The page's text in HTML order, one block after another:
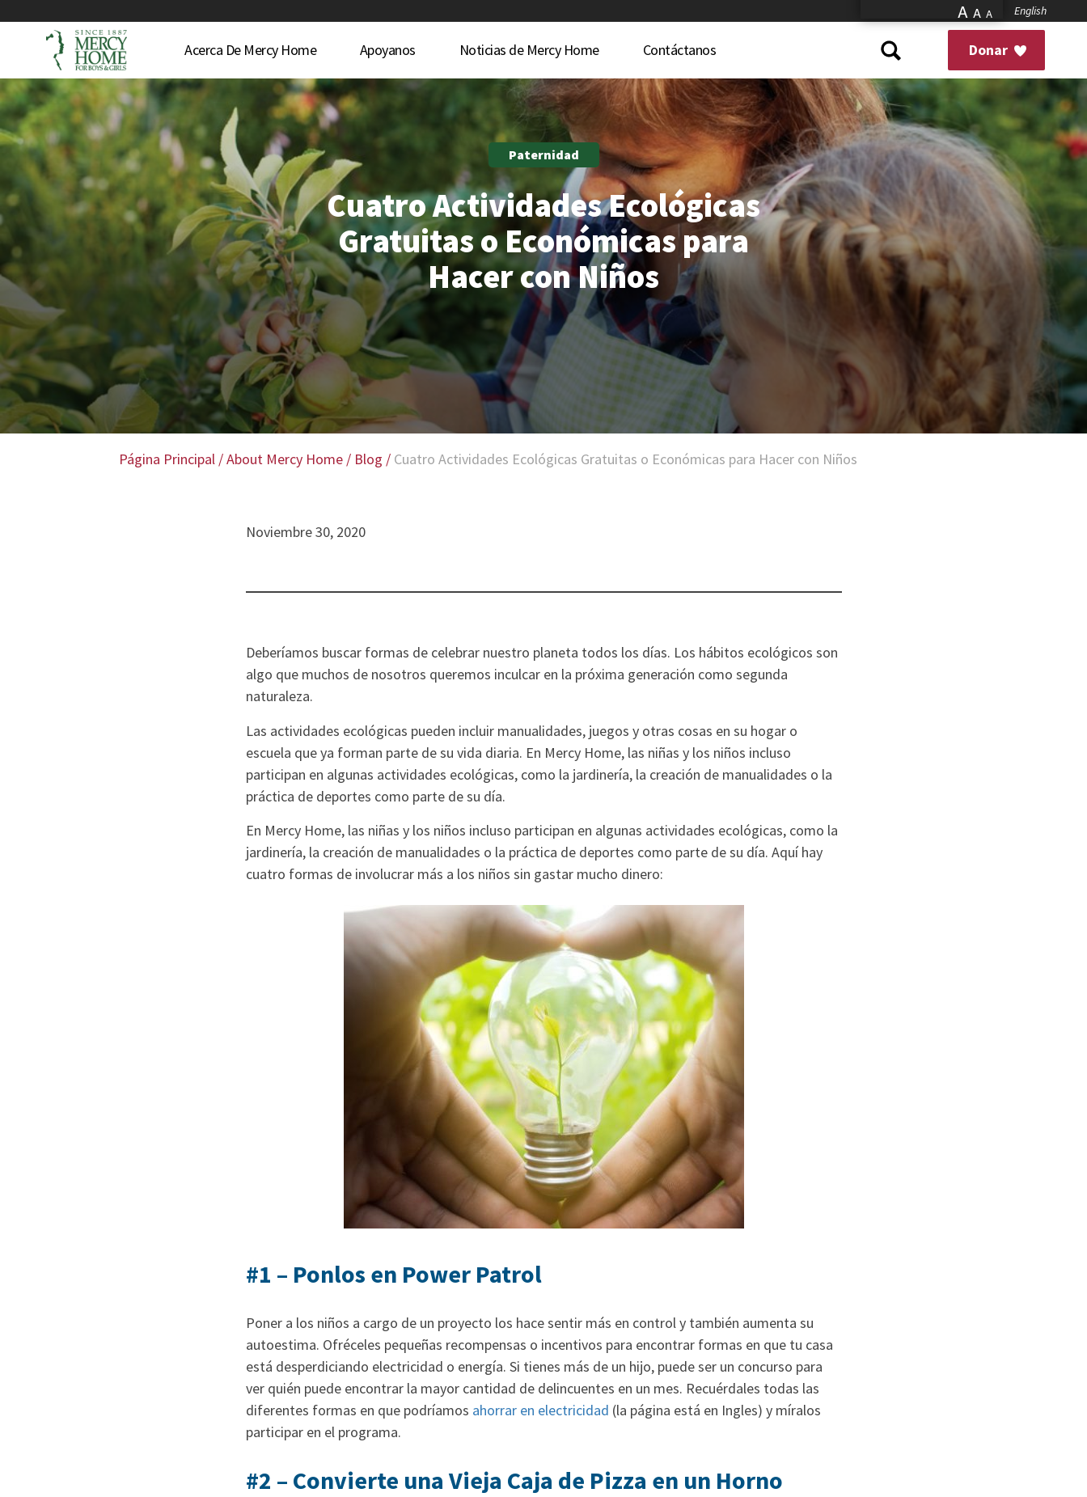
A A A English
Donar
Acerca De Mercy Home Apoyanos Noticias de Mercy Home Contáctanos
Paternidad
Cuatro Actividades Ecológicas
Gratuitas o Económicas para
Hacer con Niños
Página Principal /About Mercy Home / Blog / Cuatro Actividades Ecológicas Gratuitas o Económicas para Hacer con Niños
Noviembre 30, 2020
Deberíamos buscar formas de celebrar nuestro planeta todos los días. Los hábitos ecológicos son
algo que muchos de nosotros queremos inculcar en la próxima generación como segunda
naturaleza.
Las actividades ecológicas pueden incluir manualidades, juegos y otras cosas en su hogar o
escuela que ya forman parte de su vida diaria. En Mercy Home, las niñas y los niños incluso
participan en algunas actividades ecológicas, como la jardinería, la creación de manualidades o la
práctica de deportes como parte de su día.
En Mercy Home, las niñas y los niños incluso participan en algunas actividades ecológicas, como la
jardinería, la creación de manualidades o la práctica de deportes como parte de su día. Aquí hay
cuatro formas de involucrar más a los niños sin gastar mucho dinero:
#1 – Ponlos en Power Patrol
Poner a los niños a cargo de un proyecto los hace sentir más en control y también aumenta su
autoestima. Ofréceles pequeñas recompensas o incentivos para encontrar formas en que tu casa
está desperdiciando electricidad o energía. Si tienes más de un hijo, puede ser un concurso para
ver quién puede encontrar la mayor cantidad de delincuentes en un mes. Recuérdales todas las
diferentes formas en que podríamos ahorrar en electricidad (la página está en Ingles) y míralos
participar en el programa.
#2 – Convierte una Vieja Caja de Pizza en un Horno